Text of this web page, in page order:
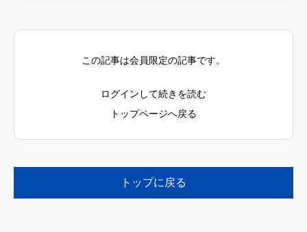
この記事は会員限定の記事です。
ログインして続きを読む
トップページへ戻る
トップに戻る